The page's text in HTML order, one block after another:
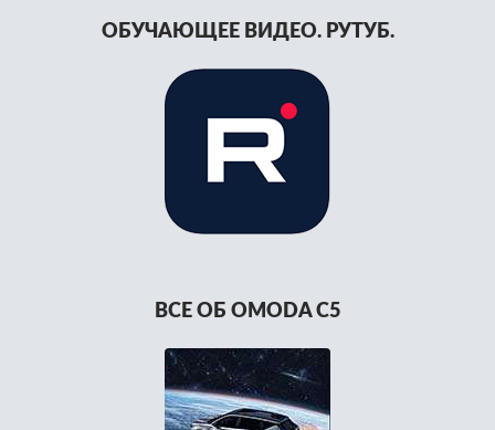
ОБУЧАЮЩЕЕ ВИДЕО. РУТУБ.
ВСЕ ОБ OMODA C5